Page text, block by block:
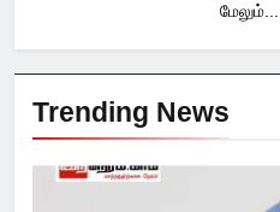
மேலும்...
Trending News